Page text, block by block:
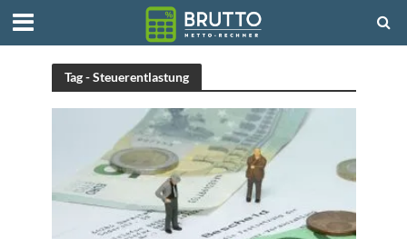
Tag - Steuerentlastung